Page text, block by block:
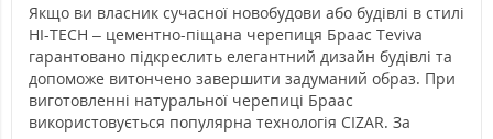
Якщо ви власник сучасної новобудови або будівлі в стилі
HI-TECH – цементно-піщана черепиця Браас Teviva
гарантовано підкреслить елегантний дизайн будівлі та
допоможе витончено завершити задуманий образ. При
виготовленні натуральної черепиці Браас
використовується популярна технологія CIZAR. За